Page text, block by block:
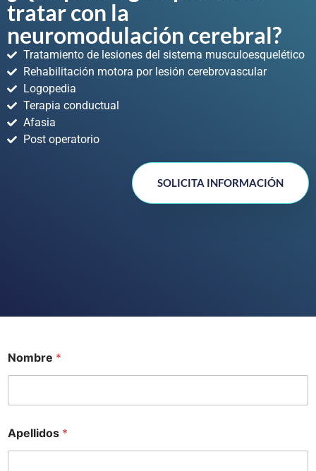
tratar con la
neuromodulación cerebral?
Tratamiento de lesiones del sistema musculoesquelético
Rehabilitación motora por lesión cerebrovascular
Logopedia
Terapia conductual
Afasia
Post operatorio
SOLICITA INFORMACIÓN
Nombre *
Apellidos *